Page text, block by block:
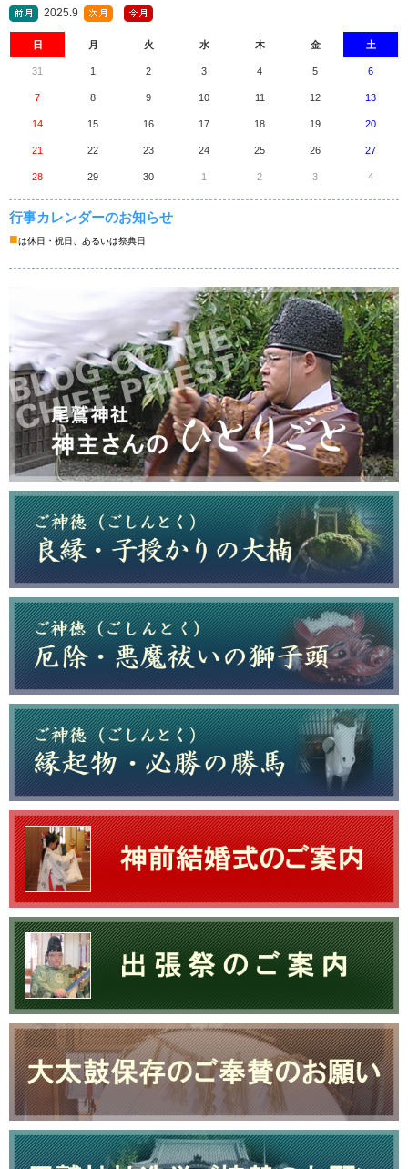
2025.9
日 月 火 水 木 金 土
31 1 2 3 4 5 6
7 8 9 10 11 12 13
14 15 16 17 18 19 20
21 22 23 24 25 26 27
28 29 30 1 2 3 4
行事カレンダーのお知らせ
■は休日・祝日、あるいは祭典日